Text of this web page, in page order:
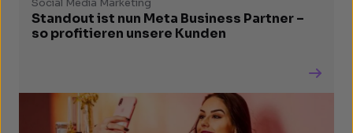
Social Media Marketing
Standout ist nun Meta Business Partner –
so profitieren unsere Kunden